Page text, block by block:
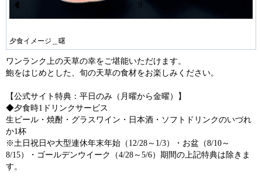
Pr
ev
io
us
夕食イメージ＿曙
N
9
ワンランク上の天草の幸をご堪能いただけます。
鮑をはじめとした、旬の天草の食材をお楽しみください。
【公式サイト特典：平日のみ（月曜から金曜）】
◆夕食時1ドリンクサービス
生ビール・焼酎・グラスワイン・日本酒・ソフトドリンクのいづれ
か1杯
※土日祝日や大型連休年末年始（12/28～1/3）・お盆（8/10～
8/15）・ゴールデンウイーク（4/28～5/6）期間の上記特典は除きま
す。